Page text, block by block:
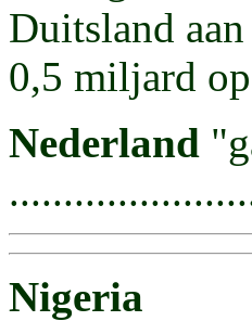
Duitsland
0,5 miljard
Nederland
Nigeria